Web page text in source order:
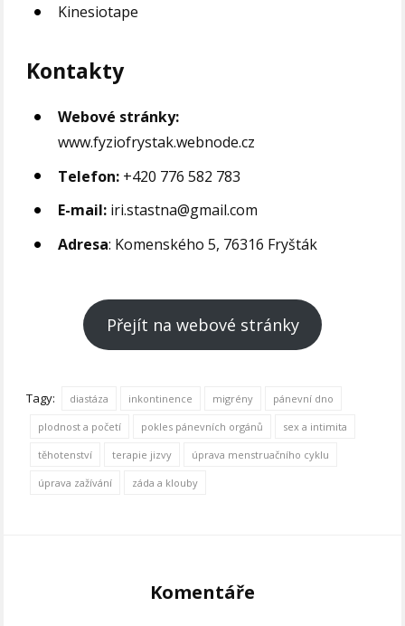
Kinesiotape
Kontakty
Webové stránky:
www.fyziofrystak.webnode.cz
Telefon: +420 776 582 783
E-mail: iri.stastna@gmail.com
Adresa: Komenského 5, 76316 Fryšták
Přejít na webové stránky
Tagy: diastáza inkontinence migrény pánevní dno
plodnost a početí pokles pánevních orgánů sex a intimita
těhotenství terapie jizvy úprava menstruačního cyklu
úprava zažívání záda a klouby
Komentáře